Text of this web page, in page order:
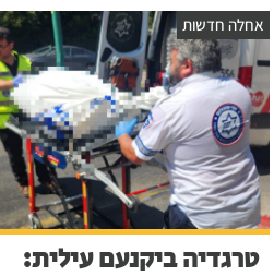
אחלה חדשות
טרגדיה ביקנעם עילית: